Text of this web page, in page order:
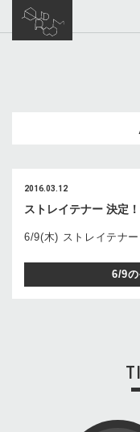
2016.03.12
ストレイテナー 決定！
6/9(木) ストレイテナ
6/9